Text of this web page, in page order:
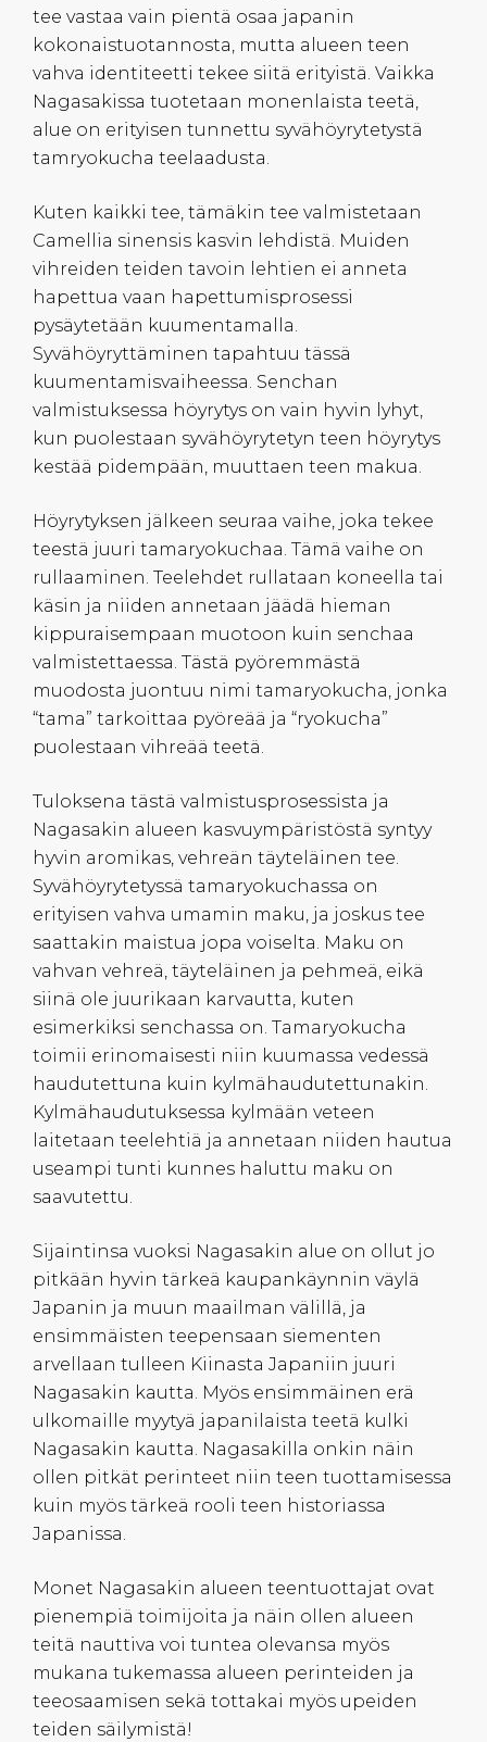
tee vastaa vain pientä osaa japanin
kokonaistuotannosta, mutta alueen teen
vahva identiteetti tekee siitä erityistä. Vaikka
Nagasakissa tuotetaan monenlaista teetä,
alue on erityisen tunnettu syvähöyrytetystä
tamryokucha teelaadusta.
Kuten kaikki tee, tämäkin tee valmistetaan
Camellia sinensis kasvin lehdistä. Muiden
vihreiden teiden tavoin lehtien ei anneta
hapettua vaan hapettumisprosessi
pysäytetään kuumentamalla.
Syvähöyryttäminen tapahtuu tässä
kuumentamisvaiheessa. Senchan
valmistuksessa höyrytys on vain hyvin lyhyt,
kun puolestaan syvähöyrytetyn teen höyrytys
kestää pidempään, muuttaen teen makua.
Höyrytyksen jälkeen seuraa vaihe, joka tekee
teestä juuri tamaryokuchaa. Tämä vaihe on
rullaaminen. Teelehdet rullataan koneella tai
käsin ja niiden annetaan jäädä hieman
kippuraisempaan muotoon kuin senchaa
valmistettaessa. Tästä pyöremmästä
muodosta juontuu nimi tamaryokucha, jonka
“tama” tarkoittaa pyöreää ja “ryokucha”
puolestaan vihreää teetä.
Tuloksena tästä valmistusprosessista ja
Nagasakin alueen kasvuympäristöstä syntyy
hyvin aromikas, vehreän täyteläinen tee.
Syvähöyrytetyssä tamaryokuchassa on
erityisen vahva umamin maku, ja joskus tee
saattakin maistua jopa voiselta. Maku on
vahvan vehreä, täyteläinen ja pehmeä, eikä
siinä ole juurikaan karvautta, kuten
esimerkiksi senchassa on. Tamaryokucha
toimii erinomaisesti niin kuumassa vedessä
haudutettuna kuin kylmähaudutettunakin.
Kylmähaudutuksessa kylmään veteen
laitetaan teelehtiä ja annetaan niiden hautua
useampi tunti kunnes haluttu maku on
saavutettu.
Sijaintinsa vuoksi Nagasakin alue on ollut jo
pitkään hyvin tärkeä kaupankäynnin väylä
Japanin ja muun maailman välillä, ja
ensimmäisten teepensaan siementen
arvellaan tulleen Kiinasta Japaniin juuri
Nagasakin kautta. Myös ensimmäinen erä
ulkomaille myytyä japanilaista teetä kulki
Nagasakin kautta. Nagasakilla onkin näin
ollen pitkät perinteet niin teen tuottamisessa
kuin myös tärkeä rooli teen historiassa
Japanissa.
Monet Nagasakin alueen teentuottajat ovat
pienempiä toimijoita ja näin ollen alueen
teitä nauttiva voi tuntea olevansa myös
mukana tukemassa alueen perinteiden ja
teeosaamisen sekä tottakai myös upeiden
teiden säilymistä!